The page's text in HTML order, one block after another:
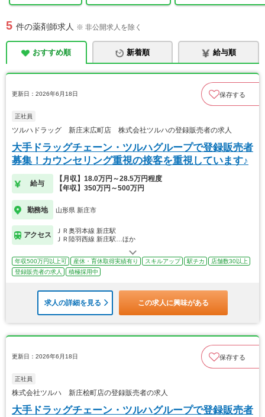
5 件の薬剤師求人 ※ 非公開求人を除く
おすすめ順 新着順 給与順
更新日：2026年6月18日 保存する
正社員
ツルハドラッグ 新庄末広町店 株式会社ツルハの登録販売者の求人
大手ドラッグチェーン・ツルハグループで登録販売者
募集！カウンセリング重視の接客を重視しています♪
給与
【月収】18.0万円～28.5万円程度
【年収】350万円～500万円
勤務地 山形県 新庄市
アクセス
ＪＲ奥羽本線 新庄駅
ＪＲ陸羽西線 新庄駅…ほか
年収500万円以上可 産休・育休取得実績有り スキルアップ 駅チカ
店舗数30以上
登録販売者の求人
積極採用中
求人の詳細を見る この求人に興味がある
更新日：2026年6月18日 保存する
正社員
株式会社ツルハ 新庄桧町店の登録販売者の求人
大手ドラッグチェーン・ツルハグループで登録販売者